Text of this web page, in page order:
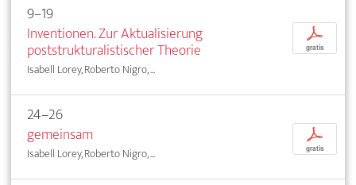
9–19
Inventionen. Zur Aktualisierung
poststrukturalistischer Theorie
Isabell Lorey, Roberto Nigro, ...
p
gratis
24–26
gemeinsam
Isabell Lorey, Roberto Nigro, ...
p
gratis